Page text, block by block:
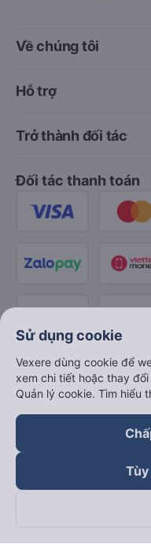
Về chúng tôi
Hỗ trợ
Trở thành đối tác
Đối tác thanh toán
Theo dõi chúng tôi
Sử dụng cookie
Vexere dùng cookie để
xem chi tiết hoặc thay
Quản lý cookie. Tìm hiểu